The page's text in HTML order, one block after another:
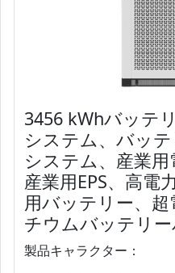
3456 kWhバッテ
システム、バッ
システム、産業用
産業用EPS、高電
用バッテリー、
チウムバッテリー
製品キャラクター：